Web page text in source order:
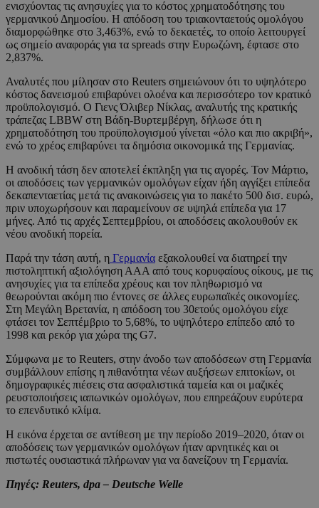
ενισχύοντας τις ανησυχίες για το κόστος χρηματοδότησης του
γερμανικού Δημοσίου. Η απόδοση του τριακονταετούς ομολόγου
διαμορφώθηκε στο 3,463%, ενώ το δεκαετές, το οποίο λειτουργεί
ως σημείο αναφοράς για τα spreads στην Ευρωζώνη, έφτασε στο
2,837%.
Αναλυτές που μίλησαν στο Reuters σημειώνουν ότι το υψηλότερο
κόστος δανεισμού επιβαρύνει ολοένα και περισσότερο τον κρατικό
προϋπολογισμό. Ο Γιενς Όλιβερ Νίκλας, αναλυτής της κρατικής
τράπεζας LBBW στη Βάδη-Βυρτεμβέργη, δήλωσε ότι η
χρηματοδότηση του προϋπολογισμού γίνεται «όλο και πιο ακριβή»,
ενώ το χρέος επιβαρύνει τα δημόσια οικονομικά της Γερμανίας.
Η ανοδική τάση δεν αποτελεί έκπληξη για τις αγορές. Τον Μάρτιο,
οι αποδόσεις των γερμανικών ομολόγων είχαν ήδη αγγίξει επίπεδα
δεκαπενταετίας μετά τις ανακοινώσεις για το πακέτο 500 δισ. ευρώ,
πριν υποχωρήσουν και παραμείνουν σε υψηλά επίπεδα για 17
μήνες. Από τις αρχές Σεπτεμβρίου, οι αποδόσεις ακολουθούν εκ
νέου ανοδική πορεία.
Παρά την τάση αυτή, η Γερμανία εξακολουθεί να διατηρεί την
πιστοληπτική αξιολόγηση ΑΑΑ από τους κορυφαίους οίκους, με τις
ανησυχίες για τα επίπεδα χρέους και τον πληθωρισμό να
θεωρούνται ακόμη πιο έντονες σε άλλες ευρωπαϊκές οικονομίες.
Στη Μεγάλη Βρετανία, η απόδοση του 30ετούς ομολόγου είχε
φτάσει τον Σεπτέμβριο το 5,68%, το υψηλότερο επίπεδο από το
1998 και ρεκόρ για χώρα της G7.
Σύμφωνα με το Reuters, στην άνοδο των αποδόσεων στη Γερμανία
συμβάλλουν επίσης η πιθανότητα νέων αυξήσεων επιτοκίων, οι
δημογραφικές πιέσεις στα ασφαλιστικά ταμεία και οι μαζικές
ρευστοποιήσεις ιαπωνικών ομολόγων, που επηρεάζουν ευρύτερα
το επενδυτικό κλίμα.
Η εικόνα έρχεται σε αντίθεση με την περίοδο 2019–2020, όταν οι
αποδόσεις των γερμανικών ομολόγων ήταν αρνητικές και οι
πιστωτές ουσιαστικά πλήρωναν για να δανείζουν τη Γερμανία.
Πηγές: Reuters, dpa – Deutsche Welle